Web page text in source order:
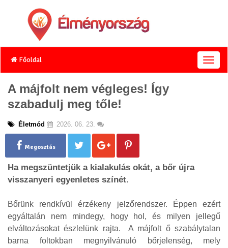
Főoldal
T
o
o
n
A májfolt nem végleges! Így
szabadulj meg tőle!
Életmód 2026. 06. 23.
Megosztás
Ha megszüntetjük a kialakulás okát, a bőr újra
visszanyeri egyenletes színét.
Bőrünk rendkívül érzékeny jelzőrendszer. Éppen ezért
egyáltalán nem mindegy, hogy hol, és milyen jellegű
elváltozásokat észlelünk rajta. A májfolt ő szabálytalan
barna foltokban megnyilvánuló bőrjelenség, mely